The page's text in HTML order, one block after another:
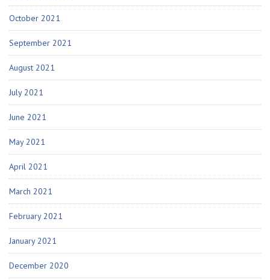
October 2021
September 2021
August 2021
July 2021
June 2021
May 2021
April 2021
March 2021
February 2021
January 2021
December 2020